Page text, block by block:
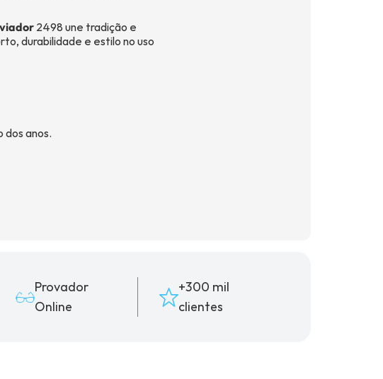
2498 une tradição e
durabilidade e estilo no uso
dos anos.
Provador
Online
+300 mil
clientes